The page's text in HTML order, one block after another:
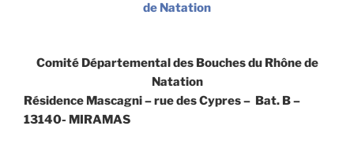
de Natation
Comité Départemental des Bouches du Rhône de
Natation
Résidence Mascagni – rue des Cypres – Bat. B –
13140- MIRAMAS